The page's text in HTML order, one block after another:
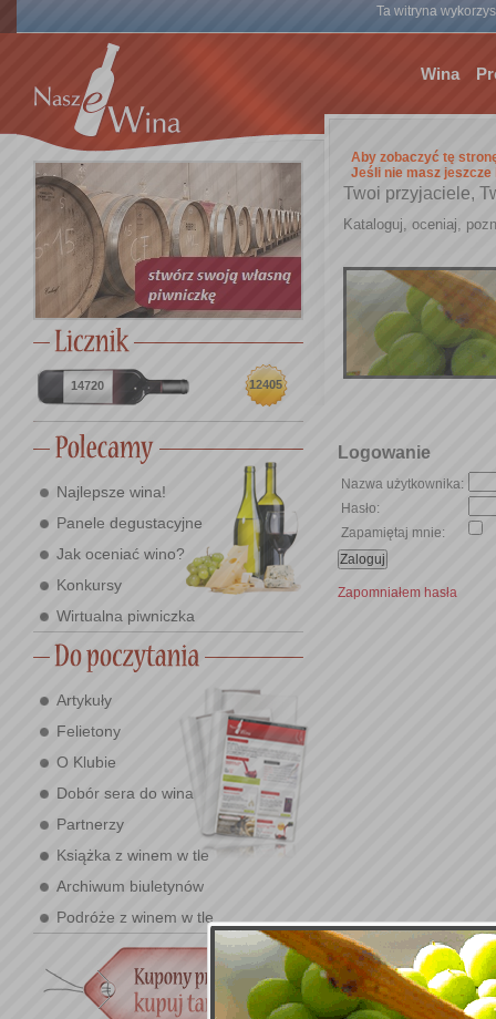
Ta witryna
Wina
14720 12405
Najlepsze wina!
Panele degustacyjne
Jak oceniać wino?
Konkursy
Wirtualna piwniczka
Artykuły
Felietony
O Klubie
Dobór sera do wina
Partnerzy
Książka z winem w tle
Archiwum biuletynów
Podróże z winem w tle
Aby zobaczyć tę
Jeśli nie masz jeszcze
Twoi przyjaciele,
Kataloguj, oceniaj,
Logowanie
Nazwa użytkownika:
Hasło:
Zapamiętaj mnie:
Zapomniałem hasła